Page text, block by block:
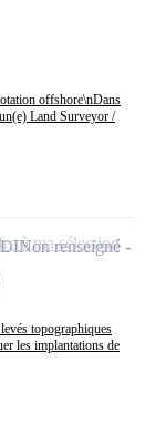
offshore\nDans
Land Surveyor /
topographiques
les implantations de
Non renseigné
à ma sélection